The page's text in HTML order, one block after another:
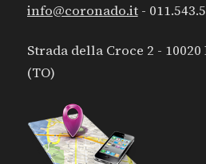
info@coronado.it-
Strada della Croce 2 -
(TO)